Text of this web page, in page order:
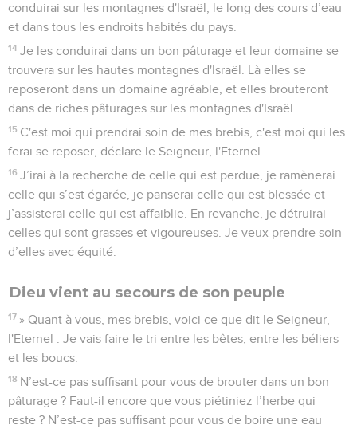
conduirai sur les montagnes d'Israël, le long des cours d’eau
et dans tous les endroits habités du pays.
14 Je les conduirai dans un bon pâturage et leur domaine se
trouvera sur les hautes montagnes d'Israël. Là elles se
reposeront dans un domaine agréable, et elles brouteront
dans de riches pâturages sur les montagnes d'Israël.
15 C'est moi qui prendrai soin de mes brebis, c'est moi qui les
ferai se reposer, déclare le Seigneur, l'Eternel.
16 J’irai à la recherche de celle qui est perdue, je ramènerai
celle qui s’est égarée, je panserai celle qui est blessée et
j’assisterai celle qui est affaiblie. En revanche, je détruirai
celles qui sont grasses et vigoureuses. Je veux prendre soin
d’elles avec équité.
Dieu vient au secours de son peuple
17 » Quant à vous, mes brebis, voici ce que dit le Seigneur,
l'Eternel : Je vais faire le tri entre les bêtes, entre les béliers
et les boucs.
18 N’est-ce pas suffisant pour vous de brouter dans un bon
pâturage ? Faut-il encore que vous piétiniez l’herbe qui
reste ? N’est-ce pas suffisant pour vous de boire une eau